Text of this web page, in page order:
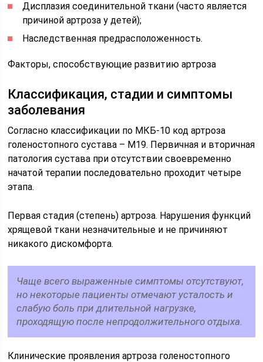
Дисплазия соединительной ткани (часто является
причиной артроза у детей);
Наследственная предрасположенность.
Факторы, способствующие развитию артроза
Классификация, стадии и симптомы
заболевания
Согласно классификации по МКБ-10 код артроза
голеностопного сустава – М19. Первичная и вторичная
патология сустава при отсутствии своевременно
начатой терапии последовательно проходит четыре
этапа.
Первая стадия (степень) артроза. Нарушения функций
хрящевой ткани незначительные и не причиняют
никакого дискомфорта.
Чаще всего выраженные симптомы отсутствуют,
но некоторые пациенты отмечают усталость и
слабую боль при длительной нагрузке,
проходящую после непродолжительного отдыха.
Клинические проявления артроза голеностопного